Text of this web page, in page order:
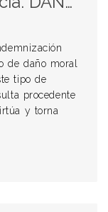
de daño moral
tipo de
procedente
y torna